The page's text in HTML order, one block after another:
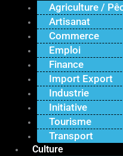
Agriculture /
Artisanat
Commerce
Emploi
Finance
Import Export
Industrie
Initiative
Tourisme
Transport
Culture